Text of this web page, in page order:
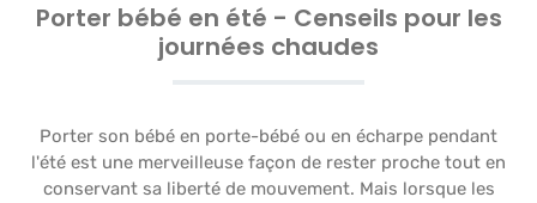
Porter bébé en été - Censeils pour les
journées chaudes
Porter son bébé en porte-bébé ou en écharpe pendant
l'été est une merveilleuse façon de rester proche tout en
conservant sa liberté de mouvement. Mais lorsque les